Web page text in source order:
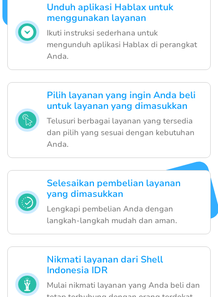
Unduh aplikasi Hablax untuk
menggunakan layanan
Ikuti instruksi sederhana untuk
mengunduh aplikasi Hablax di perangkat
Anda.
Pilih layanan yang ingin Anda beli
untuk layanan yang dimasukkan
Telusuri berbagai layanan yang tersedia
dan pilih yang sesuai dengan kebutuhan
Anda.
Selesaikan pembelian layanan
yang dimasukkan
Lengkapi pembelian Anda dengan
langkah-langkah mudah dan aman.
Nikmati layanan dari Shell
Indonesia IDR
Mulai nikmati layanan yang Anda beli dan